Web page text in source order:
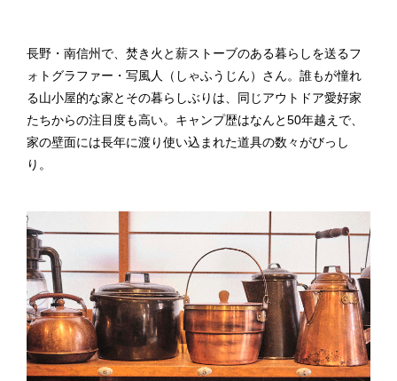
長野・南信州で、焚き火と薪ストーブのある暮らしを送るフ
ォトグラファー・写風人（しゃふうじん）さん。誰もが憧れ
る山小屋的な家とその暮らしぶりは、同じアウトドア愛好家
たちからの注目度も高い。キャンプ歴はなんと50年越えで、
家の壁面には長年に渡り使い込まれた道具の数々がびっし
り。